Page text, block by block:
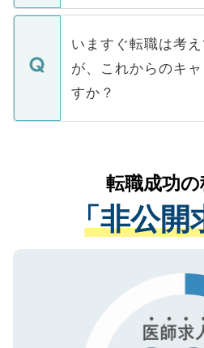
関を公にしてしまう
に、医療機関が求め
みを人材紹介会社に
ています。
定を承諾する必要は
の辞退の連絡はキャ
個人情報が漏えいす
で、ご安心ください
などで収集したご登
ご本人のキャリアア
支援を目的に使用い
ているすべての個人
は、個人情報の取り
管理基準を満たした
る、プライバシーマ
で、機密保持に関し
いますぐ転職は考
が、これからのキ
すか？
かがいして、現在の
経験をまじえながら
させていただきます
ない方には、長期的
ので、まずはご登録く
転職成功
「非公開